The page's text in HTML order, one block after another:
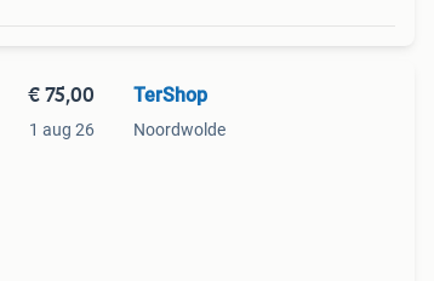
€ 75,00
1 aug 26
TerShop
Noordwolde